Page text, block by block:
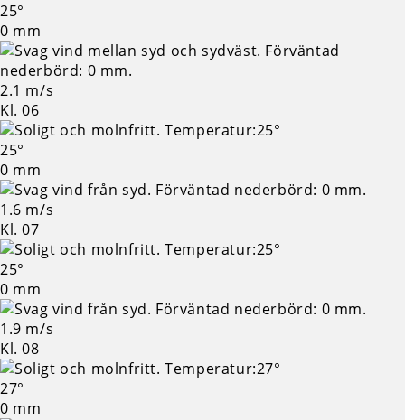
25°
0 mm
2.1 m/s
Kl. 06
25°
0 mm
1.6 m/s
Kl. 07
25°
0 mm
1.9 m/s
Kl. 08
27°
0 mm